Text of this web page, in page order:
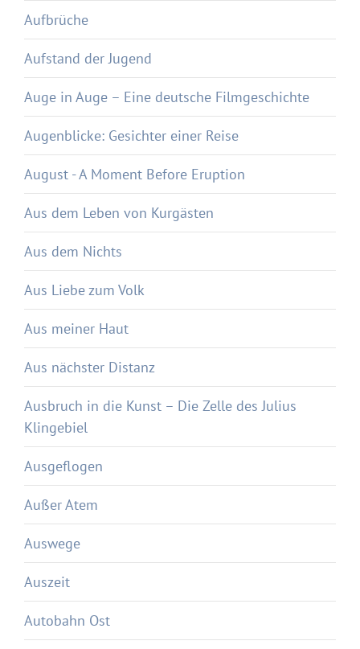
Aufbrüche
Aufstand der Jugend
Auge in Auge – Eine deutsche Filmgeschichte
Augenblicke: Gesichter einer Reise
August - A Moment Before Eruption
Aus dem Leben von Kurgästen
Aus dem Nichts
Aus Liebe zum Volk
Aus meiner Haut
Aus nächster Distanz
Ausbruch in die Kunst – Die Zelle des Julius
Klingebiel
Ausgeflogen
Außer Atem
Auswege
Auszeit
Autobahn Ost